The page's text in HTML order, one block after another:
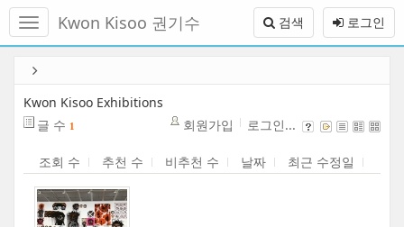
메
토
로그인
검색
Kwon Kisoo 권기수
Kwon Kisoo Exhibitions
글 수 1 회원가입 로그인...
조회 수 추천 수 비추천 수 날짜 최근 수정일